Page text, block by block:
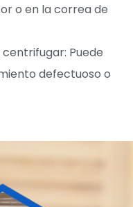
o en la correa de
Puede
defectuoso o